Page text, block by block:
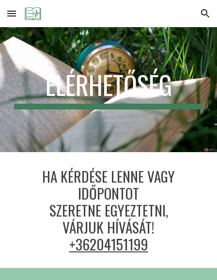
Skip to main content Skip to navigation
ELÉRHETŐSÉG
HA KÉRDÉSE LENNE VAGY
IDŐPONTOT
SZERETNE EGYEZTETNI,
VÁRJUK HÍVÁSÁT!
+36204151199